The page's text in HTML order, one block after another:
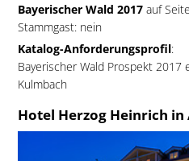
Bayerischer Wald 2017auf
Stammgast: nein
Katalog-Anforderungsprofil:
Bayerischer Wald Prospekt 2017
Kulmbach
Hotel Herzog Heinrich in